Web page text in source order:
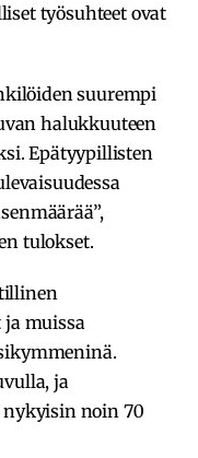
työsuhteet ovat
suurempi
halukkuuteen
Epätyypillisten
tulokset.
muissa
ja
nykyisin noin 70